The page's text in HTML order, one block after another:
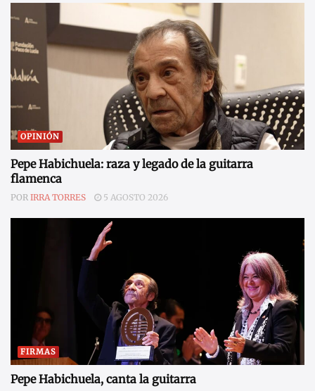
OPINIÓN
Pepe Habichuela: raza y legado de la guitarra
flamenca
POR IRRA TORRES 5 AGOSTO 2026
FIRMAS
Pepe Habichuela, canta la guitarra